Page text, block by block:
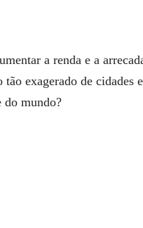
a renda e a
exagerado de cidades
do mundo?